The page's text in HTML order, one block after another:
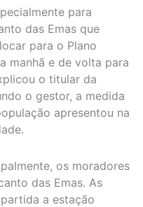
para
das Emas que
para o Plano
manhã e de volta para
o titular da
o gestor, a medida
apresentou na
os moradores
das Emas. As
a estação